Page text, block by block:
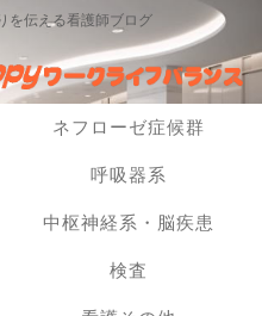
を伝える看護師ブログ
ネフローゼ症候群
呼吸器系
中枢神経系・脳疾患
検査